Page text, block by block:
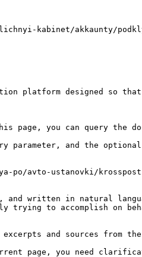
kabinet/akkaunty/
platform designed so
you can query the
parameter, and the
avto-ustanovki/
written in natural
trying to accomplish on
and sources from the
page, you need